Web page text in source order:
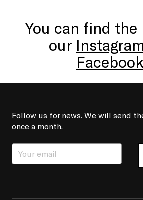
You can find the
our Instagram
Facebook
Follow us for news. We will send
once a month.